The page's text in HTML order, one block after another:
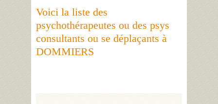
Voici la liste des
psychothérapeutes ou des psys
consultants ou se déplaçants à
DOMMIERS